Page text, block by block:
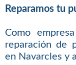
Reparamos tu
Como
reparación de
en Navarcles y